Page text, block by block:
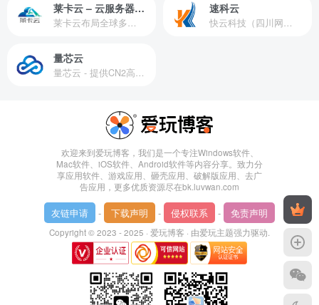
莱卡云 – 云服务器提供商
莱卡云布局全球多个地理区域。提供服务有：境外云服务器、国内云服务器、独立服务器、服务器托管、CDN、SSL证书、游戏服务器等业务。
速科云
快云科技（四川网联快云科技有限公司）成立于2021年，主营互联网业务平台服务提供商。公司专注为用户提供低价高性能云计算产品，致力于云计算应用的易用性开发，并引导云计算在国内普及
量芯云
量芯云 - 提供CN2高速香港美国云服务器&专业高防服务器租用等云服务器供应商
欢迎来到爱玩博客，我们是一个专注Windows软件、
Mac软件、iOS软件、Android软件等内容分享。致力分
享应用软件、游戏应用、砸壳应用、破解版应用、去广
告应用，更多优质资源尽在bk.luvwan.com
友链申请 - 下载声明 - 侵权联系 - 免责声明
Copyright © 2023 - 2025 · 爱玩博客 · 由爱玩主题强力驱动.